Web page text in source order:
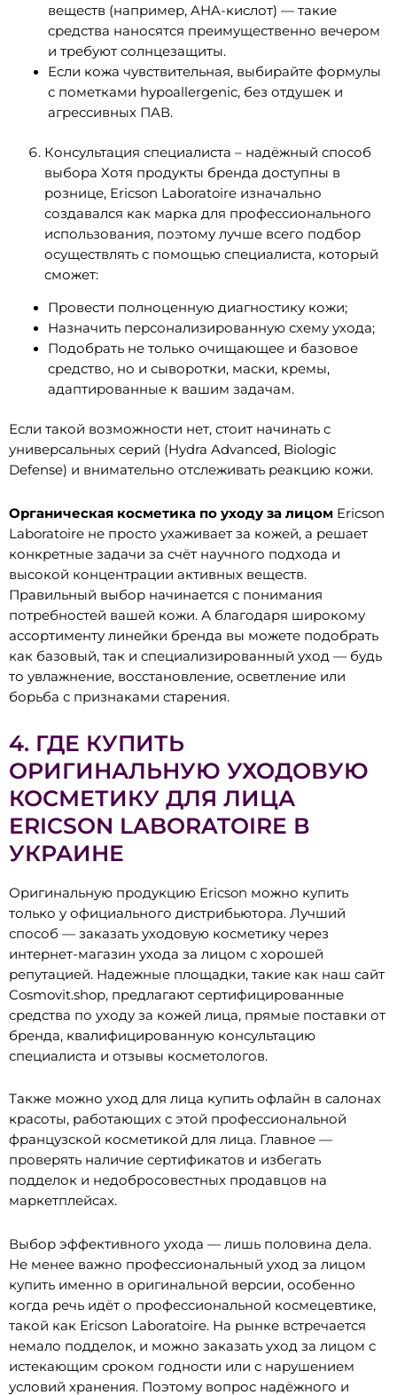
веществ (например, AHA-кислот) — такие
средства наносятся преимущественно вечером
и требуют солнцезащиты.
Если кожа чувствительная, выбирайте формулы
с пометками hypoallergenic, без отдушек и
агрессивных ПАВ.
Консультация специалиста – надёжный способ
выбора Хотя продукты бренда доступны в
рознице, Ericson Laboratoire изначально
создавался как марка для профессионального
использования, поэтому лучше всего подбор
осуществлять с помощью специалиста, который
сможет:
Провести полноценную диагностику кожи;
Назначить персонализированную схему ухода;
Подобрать не только очищающее и базовое
средство, но и сыворотки, маски, кремы,
адаптированные к вашим задачам.
Если такой возможности нет, стоит начинать с
универсальных серий (Hydra Advanced, Biologic
Defense) и внимательно отслеживать реакцию кожи.
Органическая косметика по уходу за лицом Ericson
Laboratoire не просто ухаживает за кожей, а решает
конкретные задачи за счёт научного подхода и
высокой концентрации активных веществ.
Правильный выбор начинается с понимания
потребностей вашей кожи. А благодаря широкому
ассортименту линейки бренда вы можете подобрать
как базовый, так и специализированный уход — будь
то увлажнение, восстановление, осветление или
борьба с признаками старения.
4. ГДЕ КУПИТЬ
ОРИГИНАЛЬНУЮ УХОДОВУЮ
КОСМЕТИКУ ДЛЯ ЛИЦА
ERICSON LABORATOIRE В
УКРАИНЕ
Оригинальную продукцию Ericson можно купить
только у официального дистрибьютора. Лучший
способ — заказать уходовую косметику через
интернет-магазин ухода за лицом с хорошей
репутацией. Надежные площадки, такие как наш сайт
Cosmovit.shop, предлагают сертифицированные
средства по уходу за кожей лица, прямые поставки от
бренда, квалифицированную консультацию
специалиста и отзывы косметологов.
Также можно уход для лица купить офлайн в салонах
красоты, работающих с этой профессиональной
французской косметикой для лица. Главное —
проверять наличие сертификатов и избегать
подделок и недобросовестных продавцов на
маркетплейсах.
Выбор эффективного ухода — лишь половина дела.
Не менее важно профессиональный уход за лицом
купить именно в оригинальной версии, особенно
когда речь идёт о профессиональной космецевтике,
такой как Ericson Laboratoire. На рынке встречается
немало подделок, и можно заказать уход за лицом с
истекающим сроком годности или с нарушением
условий хранения. Поэтому вопрос надёжного и